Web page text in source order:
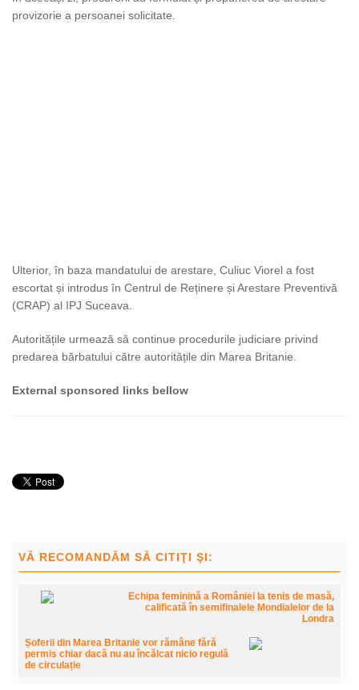
provizorie a persoanei solicitate.
Ulterior, în baza mandatului de arestare, Culiuc Viorel a fost
escortat și introdus în Centrul de Reținere și Arestare Preventivă
(CRAP) al IPJ Suceava.
Autoritățile urmează să continue procedurile judiciare privind
predarea bărbatului către autoritățile din Marea Britanie.
External sponsored links bellow
VĂ RECOMANDĂM SĂ CITIŢI ŞI:
Echipa feminină a României la tenis de masă,
calificată în semifinalele Mondialelor de la
Londra
Șoferii din Marea Britanie vor rămâne fără
permis chiar dacă nu au încălcat nicio regulă
de circulație